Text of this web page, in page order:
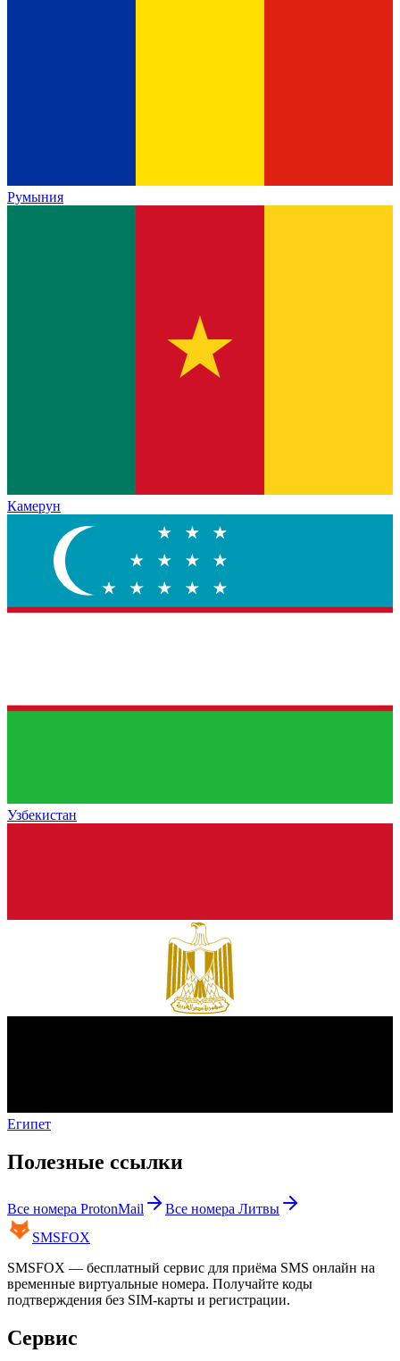
Румыния
Камерун
Узбекистан
Египет
Полезные ссылки
Все номера ProtonMail Все номера Литвы
SMSFOX
SMSFOX — бесплатный сервис для приёма SMS онлайн на
временные виртуальные номера. Получайте коды
подтверждения без SIM-карты и регистрации.
Сервис